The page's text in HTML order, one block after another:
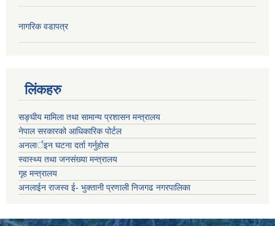
नागरिक वडापत्र
लिंकहरु
सङ्‍घीय मामिला तथा सामान्य प्रशासन मन्त्रालय
नेपाल सरकारको आधिकारिक पोर्टल
अनलार्इन घटना दर्ता गर्नुहोस
स्वास्थ्य तथा जनसंख्या मन्त्रालय
गृह मन्त्रालय
अनलाईन राजस्व ई- भुक्तानी प्रणाली निजगढ नगरपालिका